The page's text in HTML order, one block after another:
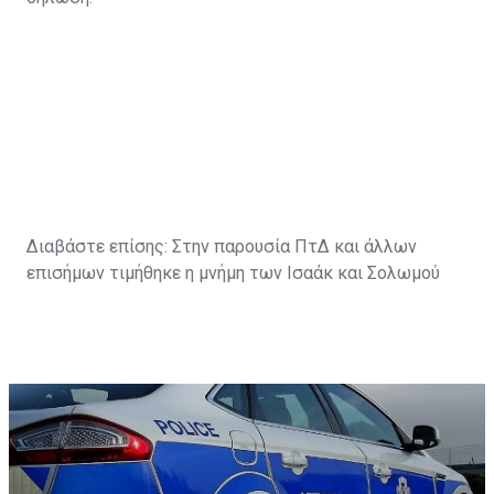
Διαβάστε επίσης: Στην παρουσία ΠτΔ και άλλων
επισήμων τιμήθηκε η μνήμη των Ισαάκ και Σολωμού